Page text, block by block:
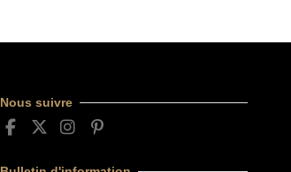
Nous suivre